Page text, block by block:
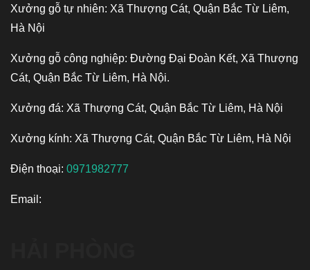
Xưởng gỗ tự nhiên: Xã Thượng Cát, Quận Bắc Từ Liêm,
Hà Nội
Xưởng gỗ công nghiệp: Đường Đại Đoàn Kết, Xã Thượng
Cát, Quận Bắc Từ Liêm, Hà Nội.
Xưởng đá: Xã Thượng Cát, Quận Bắc Từ Liêm, Hà Nội
Xưởng kính: Xã Thượng Cát, Quận Bắc Từ Liêm, Hà Nội
Điện thoại: 0971982777
Email: